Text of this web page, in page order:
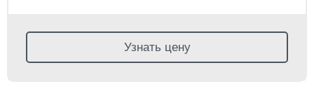
Узнать цену